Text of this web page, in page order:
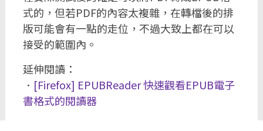
式的，但若PDF的內容太複雜，在轉檔後的排
版可能會有一點的走位，不過大致上都在可以
接受的範圍內。
延伸閱讀：
． [Firefox] EPUBReader 快速觀看EPUB電子
書格式的閱讀器